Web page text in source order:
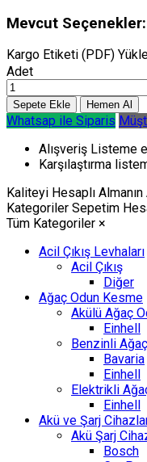
Mevcut Seçenekler:
Kargo Etiketi (PDF)
Adet
Whatsap ile Siparis
Alışveriş Listeme
Karşılaştırma
Kaliteyi Hesaplı
Kategoriler Sepetim
Tüm Kategoriler ×
Acil Çıkış Levhaları
Acil Çıkış
Diğer
Ağaç Odun Kesme
Akülü Ağaç
Einhell
Benzinli
Bavaria
Einhell
Elektrikli
Einhell
Akü ve Şarj
Akü Şarj
Bosch